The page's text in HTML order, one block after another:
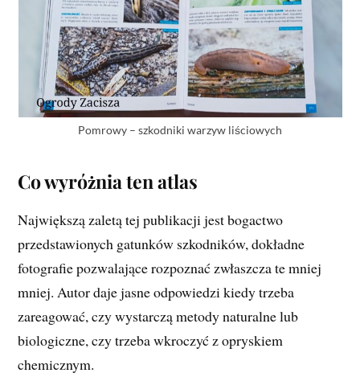
Pomrowy – szkodniki warzyw liściowych
Co wyróżnia ten atlas
Największą zaletą tej publikacji jest bogactwo
przedstawionych gatunków szkodników, dokładne
fotografie pozwalające rozpoznać zwłaszcza te mniej
mniej. Autor daje jasne odpowiedzi kiedy trzeba
zareagować, czy wystarczą metody naturalne lub
biologiczne, czy trzeba wkroczyć z opryskiem
chemicznym.